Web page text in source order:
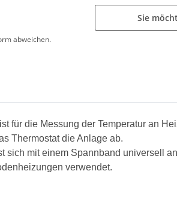
abweichen.
Sie
für die Messung der Temperatur an
Thermostat die Anlage ab.
sich mit einem Spannband universell
verwendet.